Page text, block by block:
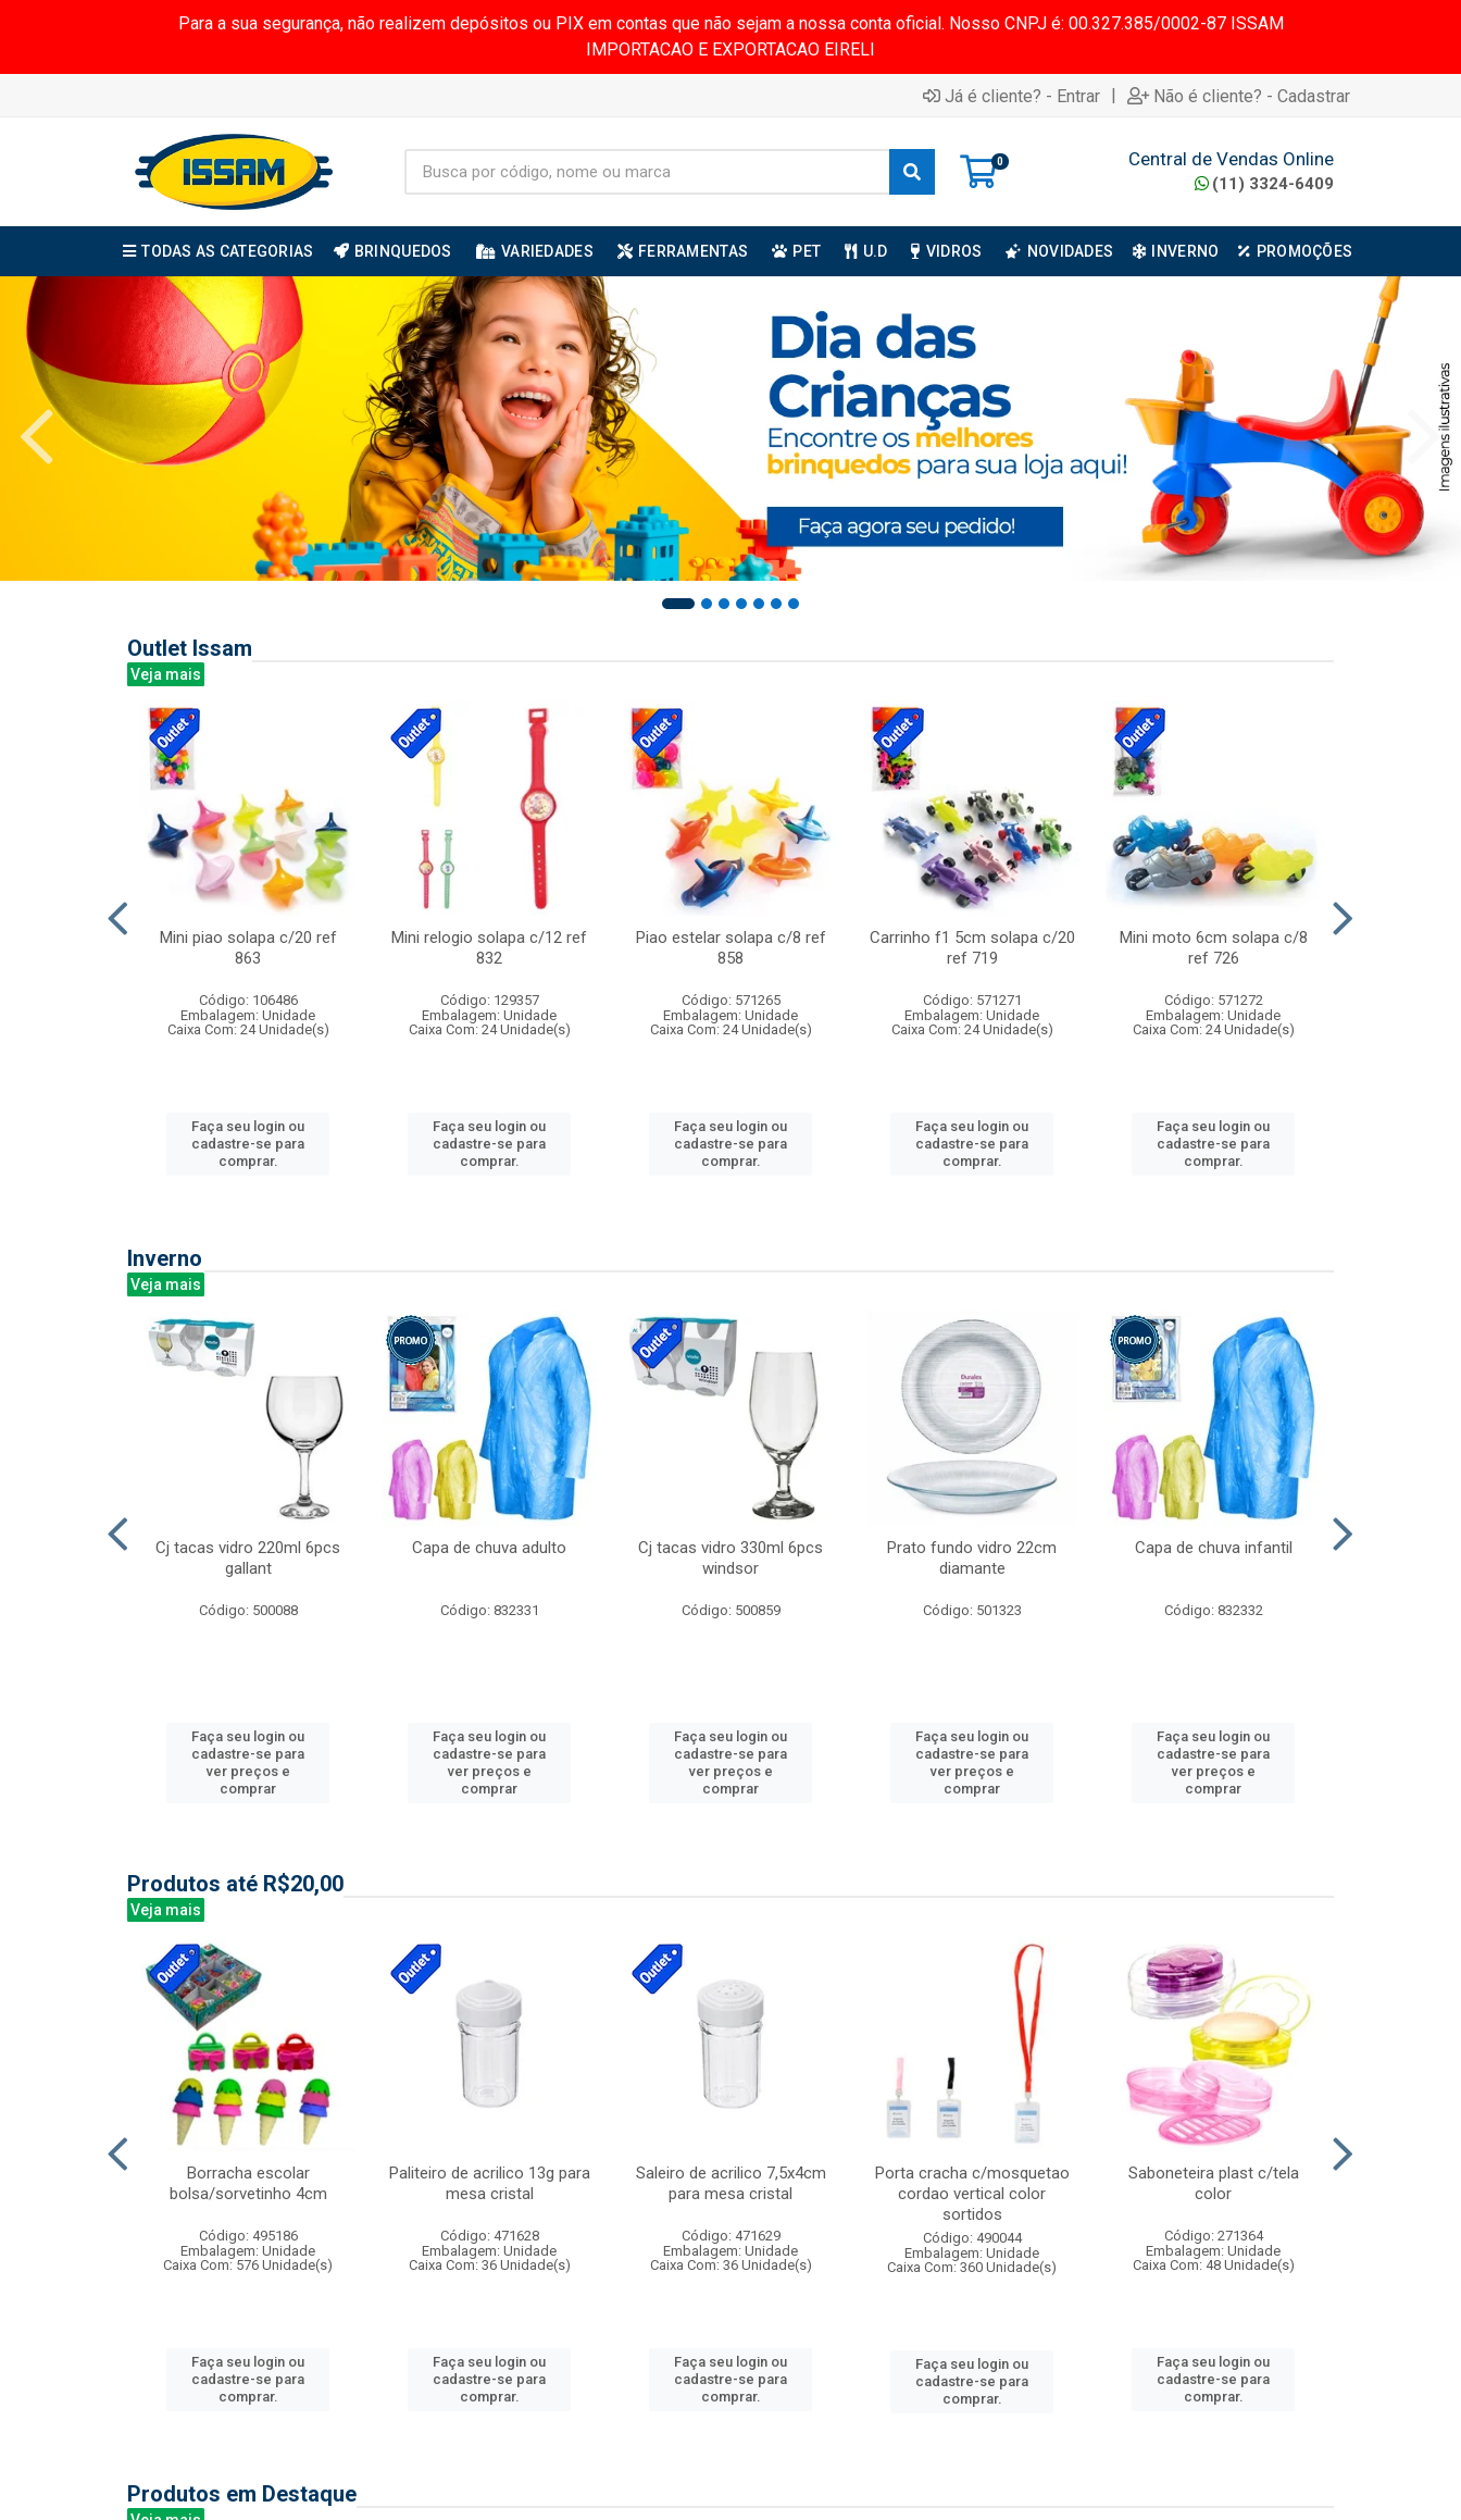
Para a sua segurança, não realizem depósitos ou PIX em contas que não sejam a nossa conta oficial. Nosso CNPJ é: 00.327.385/0002-87 ISSAM
IMPORTACAO E EXPORTACAO EIRELI
Já é cliente? - Entrar | Não é cliente? - Cadastrar
0 Central de Vendas Online
(11) 3324-6409
TODAS AS CATEGORIAS BRINQUEDOS VARIEDADES FERRAMENTAS PET U.D VIDROS NOVIDADES INVERNO PROMOÇÕES
Outlet Issam
Veja mais
Mini piao solapa c/20 ref
863
Código: 106486
Embalagem: Unidade
Caixa Com: 24 Unidade(s)
Faça seu login ou
cadastre-se para
comprar.
Mini relogio solapa c/12 ref
832
Código: 129357
Embalagem: Unidade
Caixa Com: 24 Unidade(s)
Faça seu login ou
cadastre-se para
comprar.
Piao estelar solapa c/8 ref
858
Código: 571265
Embalagem: Unidade
Caixa Com: 24 Unidade(s)
Faça seu login ou
cadastre-se para
comprar.
Carrinho f1 5cm solapa c/20
ref 719
Código: 571271
Embalagem: Unidade
Caixa Com: 24 Unidade(s)
Faça seu login ou
cadastre-se para
comprar.
Mini moto 6cm solapa c/8
ref 726
Código: 571272
Embalagem: Unidade
Caixa Com: 24 Unidade(s)
Faça seu login ou
cadastre-se para
comprar.
Inverno
Veja mais
Cj tacas vidro 220ml 6pcs
gallant
Código: 500088
Faça seu login ou
cadastre-se para
ver preços e
comprar
Capa de chuva adulto
Código: 832331
Faça seu login ou
cadastre-se para
ver preços e
comprar
Cj tacas vidro 330ml 6pcs
windsor
Código: 500859
Faça seu login ou
cadastre-se para
ver preços e
comprar
Prato fundo vidro 22cm
diamante
Código: 501323
Faça seu login ou
cadastre-se para
ver preços e
comprar
Capa de chuva infantil
Código: 832332
Faça seu login ou
cadastre-se para
ver preços e
comprar
Produtos até R$20,00
Veja mais
Borracha escolar
bolsa/sorvetinho 4cm
Código: 495186
Embalagem: Unidade
Caixa Com: 576 Unidade(s)
Faça seu login ou
cadastre-se para
comprar.
Paliteiro de acrilico 13g para
mesa cristal
Código: 471628
Embalagem: Unidade
Caixa Com: 36 Unidade(s)
Faça seu login ou
cadastre-se para
comprar.
Saleiro de acrilico 7,5x4cm
para mesa cristal
Código: 471629
Embalagem: Unidade
Caixa Com: 36 Unidade(s)
Faça seu login ou
cadastre-se para
comprar.
Porta cracha c/mosquetao
cordao vertical color
sortidos
Código: 490044
Embalagem: Unidade
Caixa Com: 360 Unidade(s)
Faça seu login ou
cadastre-se para
comprar.
Saboneteira plast c/tela
color
Código: 271364
Embalagem: Unidade
Caixa Com: 48 Unidade(s)
Faça seu login ou
cadastre-se para
comprar.
Produtos em Destaque